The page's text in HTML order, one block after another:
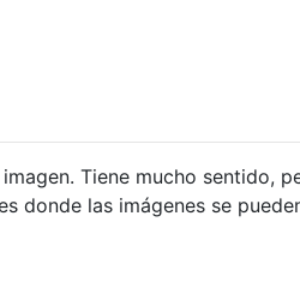
Tiene mucho sentido,
donde las imágenes se